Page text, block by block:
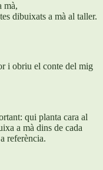
mà,
dibuixats a mà al taller.
i obriu el conte del mig
qui planta cara al
a mà dins de cada
referència.